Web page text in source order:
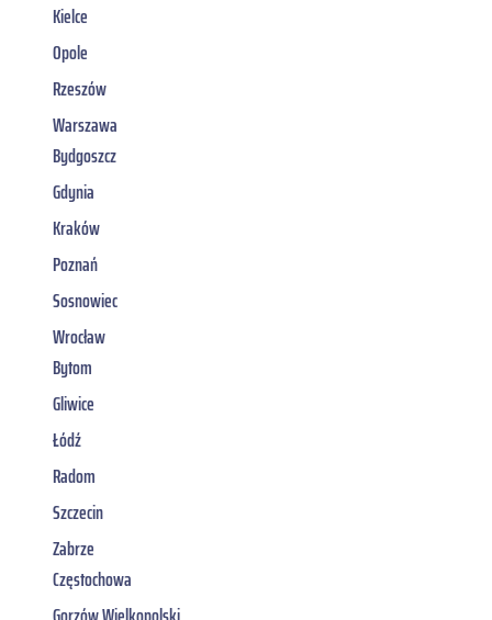
Kielce
Opole
Rzeszów
Warszawa
Bydgoszcz
Gdynia
Kraków
Poznań
Sosnowiec
Wrocław
Bytom
Gliwice
Łódź
Radom
Szczecin
Zabrze
Częstochowa